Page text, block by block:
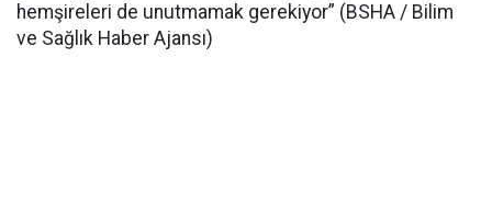
hemşireleri de unutmamak gerekiyor” (BSHA / Bilim
ve Sağlık Haber Ajansı)